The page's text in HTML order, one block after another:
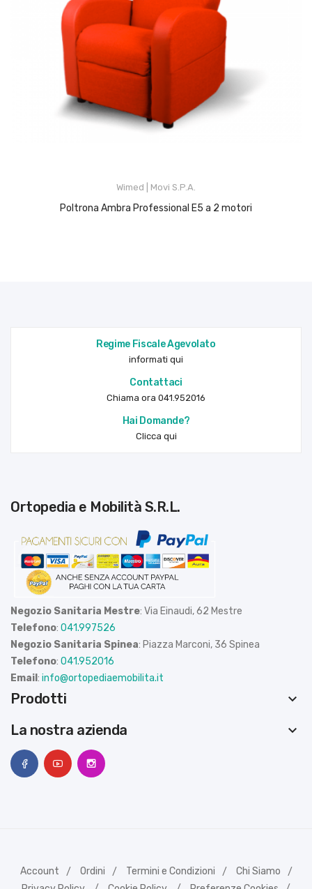
Wimed | Movi S.p.A.
Poltrona Ambra Professional E5 a 2 motori
Regime Fiscale Agevolato
informati qui
Contattaci
Chiama ora 041.952016
Hai Domande?
Clicca qui
Ortopedia e Mobilità S.R.L.
Negozio Sanitaria Mestre: Via Einaudi, 62 Mestre
Telefono: 041.997526
Negozio Sanitaria Spinea: Piazza Marconi, 36 Spinea
Telefono: 041.952016
Email: info@ortopediaemobilita.it
Prodotti
keyboard_arrow_down
La nostra azienda
keyboard_arrow_down
Account Ordini Termini e Condizioni
Chi Siamo